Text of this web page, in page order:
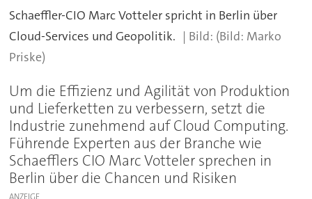
Schaeffler-CIO Marc Votteler spricht in Berlin über
Cloud-Services und Geopolitik.
(Bild: Marko
Priske)
Um die Effizienz und Agilität von Produktion
und Lieferketten zu verbessern, setzt die
Industrie zunehmend auf Cloud Computing.
Führende Experten aus der Branche wie
Schaefflers CIO Marc Votteler sprechen in
Berlin über die Chancen und Risiken